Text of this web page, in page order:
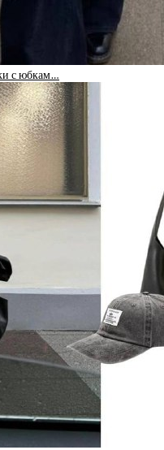
с юбкам…